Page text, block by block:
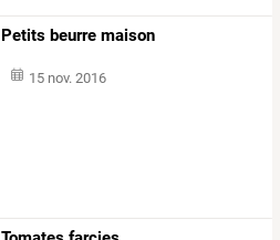
Petits beurre maison
15 nov. 2016